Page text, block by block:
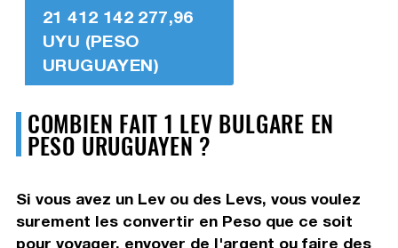
21 412 142 277,96
UYU (PESO
URUGUAYEN)
COMBIEN FAIT 1 LEV BULGARE EN
PESO URUGUAYEN ?
Si vous avez un Lev ou des Levs, vous voulez
surement les convertir en Peso que ce soit
pour voyager, envoyer de l'argent ou faire des